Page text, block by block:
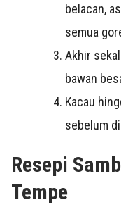
belacan,
semua
Akhir
bawan
Kacau
sebelum
Resepi
Tempe